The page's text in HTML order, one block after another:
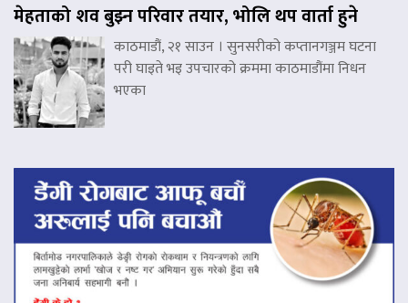
मेहताको शव बुझ्न परिवार तयार, भोलि थप वार्ता हुने
काठमाडौं, २१ साउन । सुनसरीको कप्तानगञ्जम घटना
परी घाइते भइ उपचारको क्रममा काठमाडौंमा निधन
भएका